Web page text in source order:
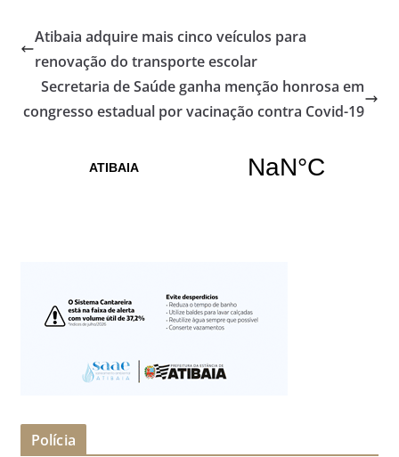
Atibaia adquire mais cinco veículos para
renovação do transporte escolar
Secretaria de Saúde ganha menção honrosa em
congresso estadual por vacinação contra Covid-19
Polícia